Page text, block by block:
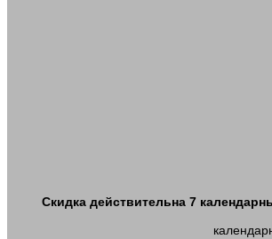
Скидка действительна 7